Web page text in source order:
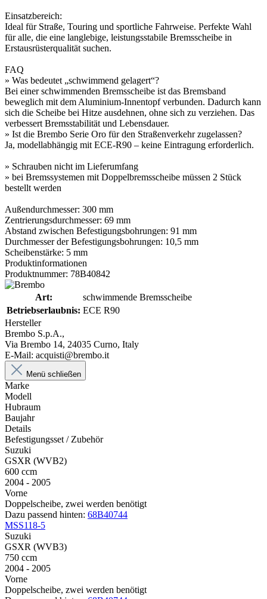
Einsatzbereich:
Ideal für Straße, Touring und sportliche Fahrweise. Perfekte Wahl
für alle, die eine langlebige, leistungsstabile Bremsscheibe in
Erstausrüsterqualität suchen.
FAQ
» Was bedeutet „schwimmend gelagert“?
Bei einer schwimmenden Bremsscheibe ist das Bremsband
beweglich mit dem Aluminium-Innentopf verbunden. Dadurch kann
sich die Scheibe bei Hitze ausdehnen, ohne sich zu verziehen. Das
verbessert Bremsstabilität und Lebensdauer.
» Ist die Brembo Serie Oro für den Straßenverkehr zugelassen?
Ja, modellabhängig mit ECE-R90 – keine Eintragung erforderlich.
» Schrauben nicht im Lieferumfang
» bei Bremssystemen mit Doppelbremsscheibe müssen 2 Stück
bestellt werden
Außendurchmesser: 300 mm
Zentrierungsdurchmesser: 69 mm
Abstand zwischen Befestigungsbohrungen: 91 mm
Durchmesser der Befestigungsbohrungen: 10,5 mm
Scheibenstärke: 5 mm
Produktinformationen
Produktnummer: 78B40842
Art:
schwimmende Bremsscheibe
Betriebserlaubnis: ECE R90
Hersteller
Brembo S.p.A.,
Via Brembo 14, 24035 Curno, Italy
E-Mail: acquisti@brembo.it
Menü schließen
Marke
Modell
Hubraum
Baujahr
Details
Befestigungsset / Zubehör
Suzuki
GSXR (WVB2)
600 ccm
2004 - 2005
Vorne
Doppelscheibe, zwei werden benötigt
Dazu passend hinten: 68B40744
MSS118-5
Suzuki
GSXR (WVB3)
750 ccm
2004 - 2005
Vorne
Doppelscheibe, zwei werden benötigt